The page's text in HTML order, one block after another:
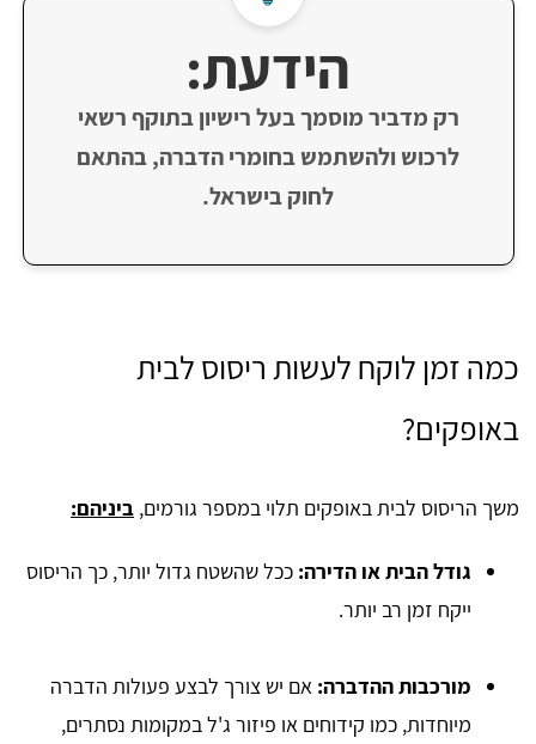
הידעת:
רק מדביר מוסמך בעל רישיון בתוקף רשאי
לרכוש ולהשתמש בחומרי הדברה, בהתאם
לחוק בישראל.
כמה זמן לוקח לעשות ריסוס לבית
באופקים?
משך הריסוס לבית באופקים תלוי במספר גורמים, ביניהם:
גודל הבית או הדירה: ככל שהשטח גדול יותר, כך הריסוס
ייקח זמן רב יותר.
מורכבות ההדברה: אם יש צורך לבצע פעולות הדברה
מיוחדות, כמו קידוחים או פיזור ג'ל במקומות נסתרים,